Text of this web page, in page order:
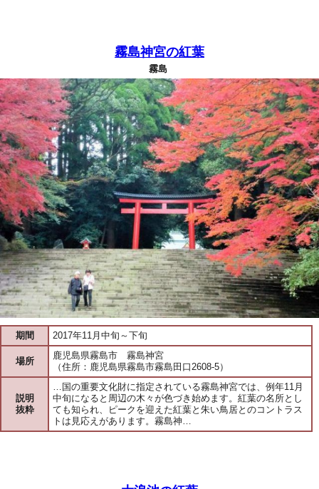
霧島神宮の紅葉
霧島
期間 2017年11月中旬～下旬
場所
鹿児島県霧島市 霧島神宮
（住所：鹿児島県霧島市霧島田口2608-5）
説明
抜粋
…国の重要文化財に指定されている霧島神宮では、例年11月
中旬になると周辺の木々が色づき始めます。紅葉の名所とし
ても知られ、ピークを迎えた紅葉と朱い鳥居とのコントラス
トは見応えがあります。霧島神…